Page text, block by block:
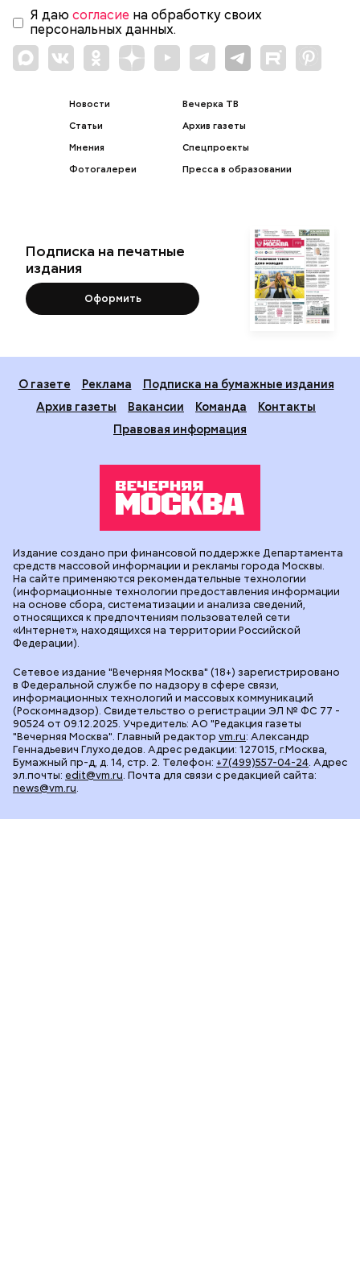
Я даю согласие на обработку своих
персональных данных.
Новости
Статьи
Мнения
Фотогалереи
Вечерка ТВ
Архив газеты
Спецпроекты
Пресса в образовании
Подписка на печатные
издания
Оформить
О газете Реклама
Подписка на бумажные издания
Архив газеты
Вакансии Команда
Контакты
Правовая информация
Сетевое издание "Вечерняя Москва" (18+) зарегистрировано
в Федеральной службе по надзору в сфере связи,
информационных технологий и массовых коммуникаций
(Роскомнадзор). Свидетельство о регистрации ЭЛ № ФС 77 -
90524 от 09.12.2025. Учредитель: АО "Редакция газеты
"Вечерняя Москва". Главный редактор vm.ru: Александр
Геннадьевич Глуходедов. Адрес редакции: 127015, г.Москва,
Бумажный пр-д, д. 14, стр. 2. Телефон: +7(499)557-04-24. Адрес
эл.почты: edit@vm.ru. Почта для связи с редакцией сайта:
news@vm.ru.
Издание создано при финансовой поддержке Департамента
средств массовой информации и рекламы города Москвы.
На сайте применяются рекомендательные технологии
(информационные технологии предоставления информации
на основе сбора, систематизации и анализа сведений,
относящихся к предпочтениям пользователей сети
«Интернет», находящихся на территории Российской
Федерации).